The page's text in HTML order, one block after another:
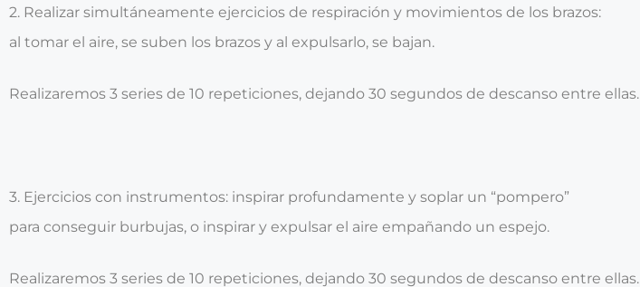
2. Realizar simultáneamente ejercicios de respiración y movimientos de los brazos:
al tomar el aire, se suben los brazos y al expulsarlo, se bajan.
Realizaremos 3 series de 10 repeticiones, dejando 30 segundos de descanso entre ellas.
3. Ejercicios con instrumentos: inspirar profundamente y soplar un “pompero”
para conseguir burbujas, o inspirar y expulsar el aire empañando un espejo.
Realizaremos 3 series de 10 repeticiones, dejando 30 segundos de descanso entre ellas.